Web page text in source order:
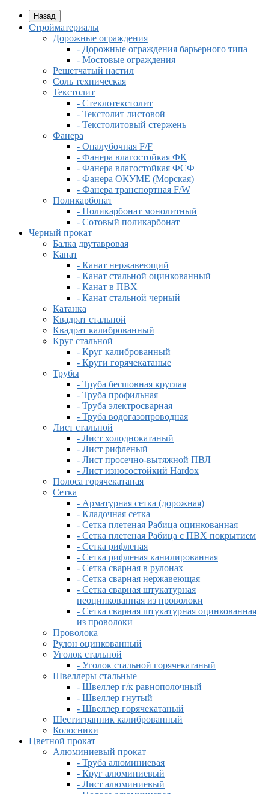
Назад
Стройматериалы
Дорожные ограждения
- Дорожные ограждения барьерного типа
- Мостовые ограждения
Решетчатый настил
Соль техническая
Текстолит
- Стеклотекстолит
- Текстолит листовой
- Текстолитовый стержень
Фанера
- Опалубочная F/F
- Фанера влагостойкая ФК
- Фанера влагостойкая ФСФ
- Фанера ОКУМЕ (Морская)
- Фанера транспортная F/W
Поликарбонат
- Поликарбонат монолитный
- Сотовый поликарбонат
Черный прокат
Балка двутавровая
Канат
- Канат нержавеющий
- Канат стальной оцинкованный
- Канат в ПВХ
- Канат стальной черный
Катанка
Квадрат стальной
Квадрат калиброванный
Круг стальной
- Круг калиброванный
- Круги горячекатаные
Трубы
- Труба бесшовная круглая
- Труба профильная
- Труба электросварная
- Труба водогазопроводная
Лист стальной
- Лист холоднокатаный
- Лист рифленый
- Лист просечно-вытяжной ПВЛ
- Лист износостойкий Hardox
Полоса горячекатаная
Сетка
- Арматурная сетка (дорожная)
- Кладочная сетка
- Сетка плетеная Рабица оцинкованная
- Сетка плетеная Рабица с ПВХ покрытием
- Сетка рифленая
- Сетка рифленая канилированная
- Сетка сварная в рулонах
- Сетка сварная нержавеющая
- Сетка сварная штукатурная
неоцинкованная из проволоки
- Сетка сварная штукатурная оцинкованная
из проволоки
Проволока
Рулон оцинкованный
Уголок стальной
- Уголок стальной горячекатаный
Швеллеры стальные
- Швеллер г/к равнополочный
- Швеллер гнутый
- Швеллер горячекатаный
Шестигранник калиброванный
Колосники
Цветной прокат
Алюминиевый прокат
- Труба алюминиевая
- Круг алюминиевый
- Лист алюминиевый